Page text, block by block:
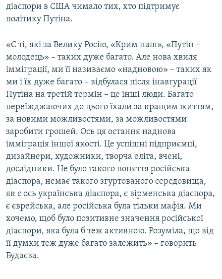
діаспори в США чимало тих, хто підтримує
політику Путіна.
«Є ті, які за Велику Росію, «Крим наш», «Путін –
молодець» – таких дуже багато. Але нова хвиля
імміграції, ми її називаємо «надновою» – таких як
ми і їх дуже багато – відбулася після інавгурації
Путіна на третій термін – це інші люди. Багато
переїжджаючих до цього їхали за кращим життям,
за новими можливостями, за можливостями
заробити грошей. Ось ця остання наднова
імміграція іншої якості. Це успішні підприємці,
дизайнери, художники, творча еліта, вчені,
дослідники. Не було такого поняття російська
діаспора, немає такого згуртованого середовища,
як є ось українська діаспора, є вірменська діаспора,
є єврейська, але російська була тільки мафія. Ми
хочемо, щоб було позитивне значення російської
діаспори, яка була б теж активною. Розуміла, що від
її думки теж дуже багато залежить» – говорить
Будаєва.